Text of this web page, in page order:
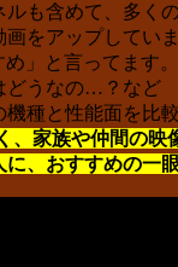
も含めて、多く
画をアップしてい
め」と言ってます
うなの…？など
種と性能面を比
、家族や仲間の映
、おすすめの一眼